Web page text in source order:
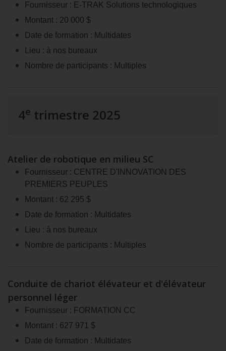
Fournisseur : E‑TRAK Solutions technologiques
Montant : 20 000 $
Date de formation : Multidates
Lieu : à nos bureaux
Nombre de participants : Multiples
4e trimestre 2025
Atelier de robotique en milieu SC
Fournisseur : CENTRE D'INNOVATION DES
PREMIERS PEUPLES
Montant : 62 295 $
Date de formation : Multidates
Lieu : à nos bureaux
Nombre de participants : Multiples
Conduite de chariot élévateur et d'élévateur
personnel léger
Fournisseur : FORMATION CC
Montant : 627 971 $
Date de formation : Multidates